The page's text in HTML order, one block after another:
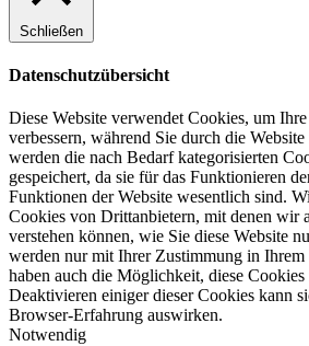
Schließen
Datenschutzübersicht
Diese Website verwendet Cookies, um
verbessern, während Sie durch die
werden die nach Bedarf kategorisierten
gespeichert, da sie für das Funktionieren
Funktionen der Website wesentlich sind.
Cookies von Drittanbietern, mit denen wir
verstehen können, wie Sie diese Website
werden nur mit Ihrer Zustimmung in Ihrem
haben auch die Möglichkeit, diese
Deaktivieren einiger dieser Cookies kann
Browser-Erfahrung auswirken.
Notwendig